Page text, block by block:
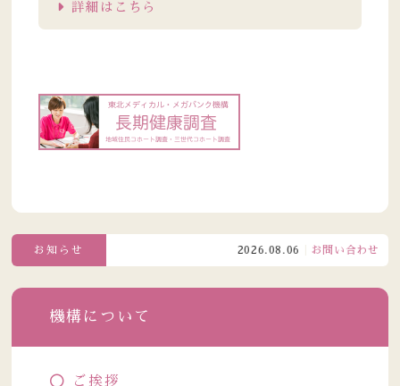
詳細はこちら
お知らせ 2026.08.06 お問い合わせ窓
機構について
ご挨拶